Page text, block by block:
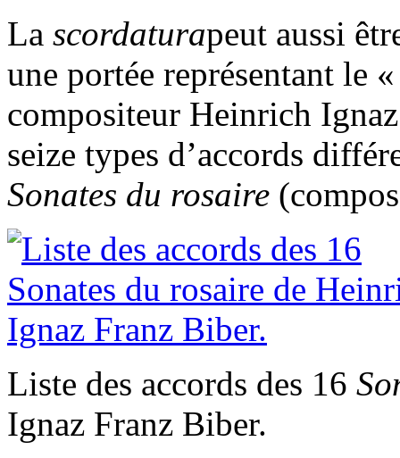
La scordaturapeut aussi
une portée représentant le
compositeur Heinrich
seize types d’accords
Sonates du rosaire
Liste des accords des 16
Ignaz Franz Biber.